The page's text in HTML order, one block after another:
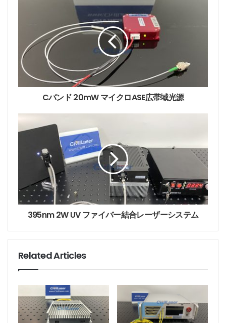
レーザー電源には変調ソケットがあり、TTL 0~10kHz
変調モードをサポートします。ここには偏波面保持ファ
イバが設置されており、 シングルモードファイバ
タマイズも可能です。
Tags 1310nmレーザー PMファイバー
ファイバー出力 ファイバー結合レーザー
d
Cバンド 20mW マイクロASE広帯域光源
395nm 2W UV ファイバー結合レーザーシステム
Related Articles